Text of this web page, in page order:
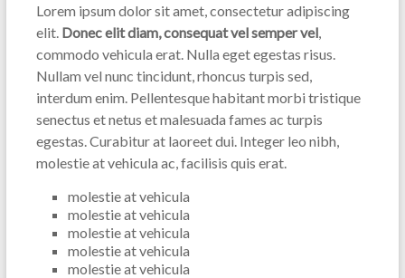
Lorem ipsum dolor sit amet, consectetur adipiscing
elit. Donec elit diam, consequat vel semper vel,
commodo vehicula erat. Nulla eget egestas risus.
Nullam vel nunc tincidunt, rhoncus turpis sed,
interdum enim. Pellentesque habitant morbi tristique
senectus et netus et malesuada fames ac turpis
egestas. Curabitur at laoreet dui. Integer leo nibh,
molestie at vehicula ac, facilisis quis erat.
molestie at vehicula
molestie at vehicula
molestie at vehicula
molestie at vehicula
molestie at vehicula